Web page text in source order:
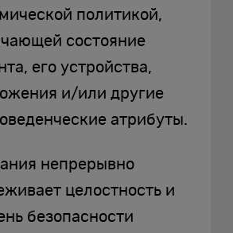
политикой,
состояние
его устройства,
и/или другие
атрибуты.
непрерывно
целостность и
безопасности